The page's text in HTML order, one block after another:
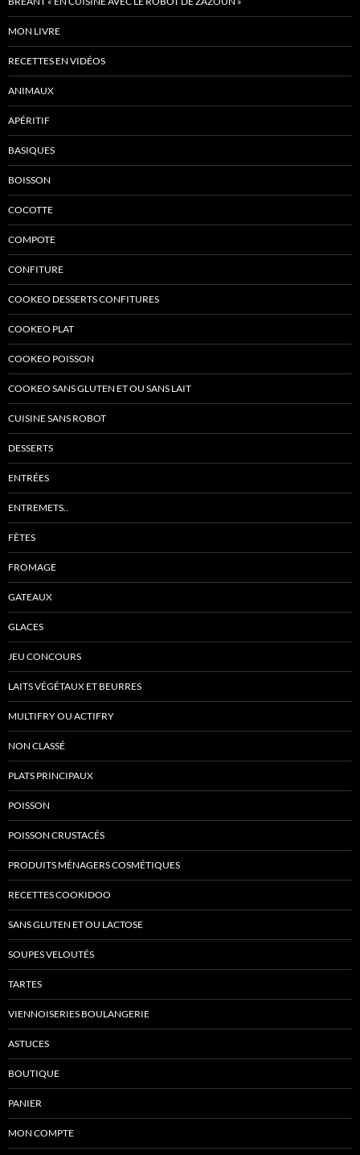
MON LIVRE
RECETTES EN VIDÉOS
ANIMAUX
APÉRITIF
BASIQUES
BOISSON
COCOTTE
COMPOTE
CONFITURE
COOKEO DESSERTS CONFITURES
COOKEO PLAT
COOKEO POISSON
COOKEO SANS GLUTEN ET OU SANS LAIT
CUISINE SANS ROBOT
DESSERTS
ENTRÉES
ENTREMETS..
FÊTES
FROMAGE
GATEAUX
GLACES
JEU CONCOURS
LAITS VÉGÉTAUX ET BEURRES
MULTIFRY OU ACTIFRY
NON CLASSÉ
PLATS PRINCIPAUX
POISSON
POISSON CRUSTACÉS
PRODUITS MÉNAGERS COSMÉTIQUES
RECETTES COOKIDOO
SANS GLUTEN ET OU LACTOSE
SOUPES VELOUTÉS
TARTES
VIENNOISERIES BOULANGERIE
ASTUCES
BOUTIQUE
PANIER
MON COMPTE